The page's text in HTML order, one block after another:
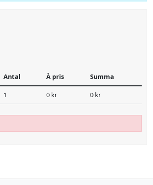
Antal À pris Summa
1 0 kr 0 kr